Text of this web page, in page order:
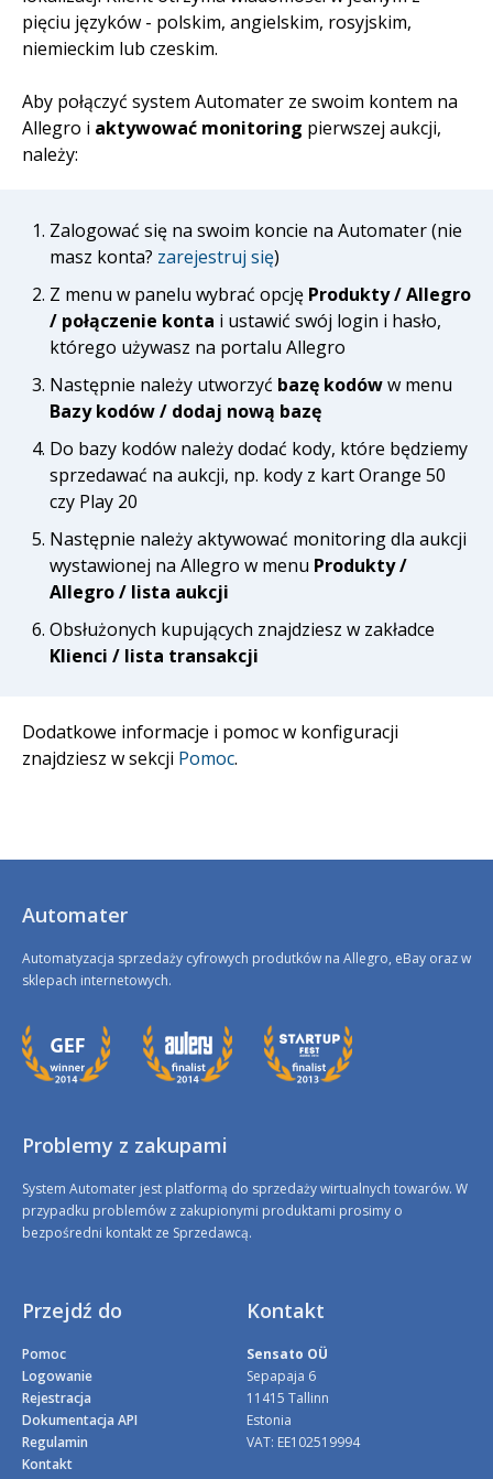
pięciu języków - polskim, angielskim, rosyjskim,
niemieckim lub czeskim.
Aby połączyć system Automater ze swoim kontem na
Allegro i aktywować monitoring pierwszej aukcji,
należy:
Zalogować się na swoim koncie na Automater (nie
masz konta? zarejestruj się)
Z menu w panelu wybrać opcję Produkty / Allegro
/ połączenie konta i ustawić swój login i hasło,
którego używasz na portalu Allegro
Następnie należy utworzyć bazę kodóww menu
Bazy kodów / dodaj nową bazę
Do bazy kodów należy dodać kody, które będziemy
sprzedawać na aukcji, np. kody z kart Orange 50
czy Play 20
Następnie należy aktywować monitoring dla aukcji
wystawionej na Allegro w menu Produkty /
Allegro / lista aukcji
Obsłużonych kupujących znajdziesz w zakładce
Klienci / lista transakcji
Dodatkowe informacje i pomoc w konfiguracji
znajdziesz w sekcji Pomoc.
Automater
Automatyzacja sprzedaży cyfrowych produtków na Allegro, eBay oraz w
sklepach internetowych.
Problemy z zakupami
System Automater jest platformą do sprzedaży wirtualnych towarów. W
przypadku problemów z zakupionymi produktami prosimy o
bezpośredni kontakt ze Sprzedawcą.
Przejdź do
Pomoc
Logowanie
Rejestracja
Dokumentacja API
Regulamin
Kontakt
Kontakt
Sensato OÜ
Sepapaja 6
11415 Tallinn
Estonia
VAT: EE102519994